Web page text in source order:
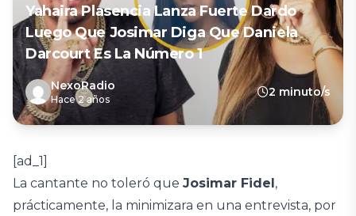
Yahaira Plasencia Lanza Fuerte Dardo
Luego Que Josimar Diga Que Daniela
Darcourt Es La Número 1
NexoRadio
Hace 2 años
2 minuto/s
[ad_1]
La cantante no toleró que Josimar Fidel,
prácticamente, la minimizara en una entrevista, por